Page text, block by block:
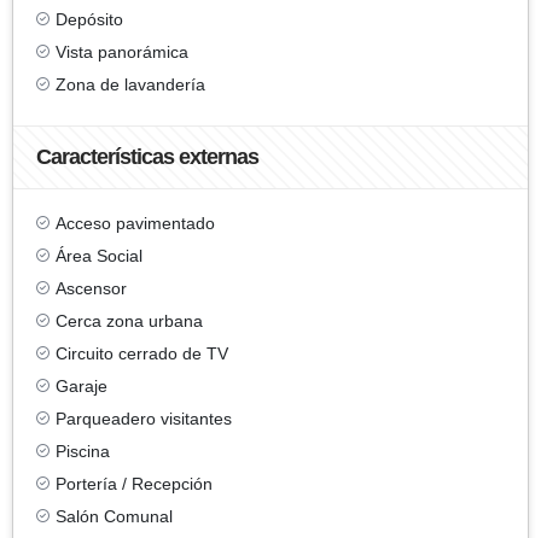
Depósito
Vista panorámica
Zona de lavandería
Características externas
Acceso pavimentado
Área Social
Ascensor
Cerca zona urbana
Circuito cerrado de TV
Garaje
Parqueadero visitantes
Piscina
Portería / Recepción
Salón Comunal